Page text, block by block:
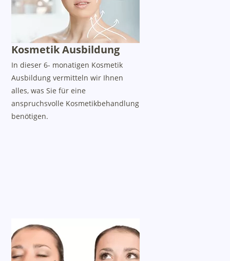
Kosmetik Ausbildung
In dieser 6- monatigen Kosmetik
Ausbildung vermitteln wir Ihnen
alles, was Sie für eine
anspruchsvolle Kosmetikbehandlung
benötigen.